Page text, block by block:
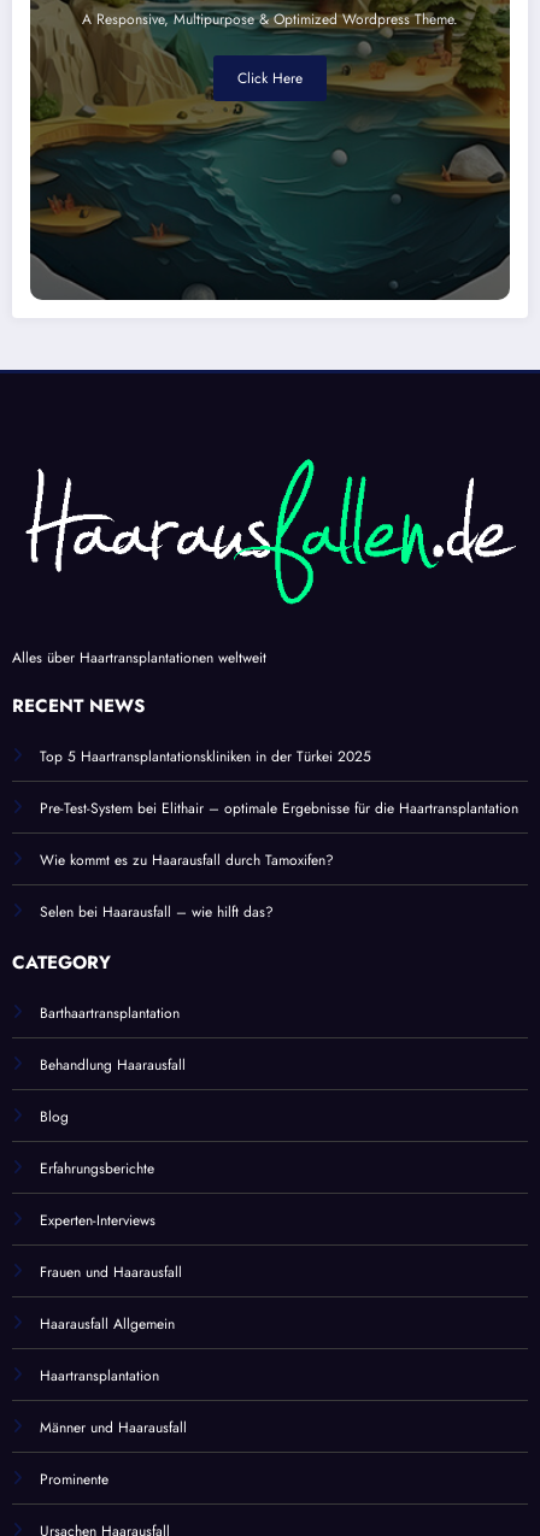
A Responsive, Multipurpose & Optimized Wordpress Theme.
Click Here
Alles über Haartransplantationen weltweit
RECENT NEWS
Top 5 Haartransplantationskliniken in der Türkei 2025
Pre-Test-System bei Elithair – optimale Ergebnisse für die Haartransplantation
Wie kommt es zu Haarausfall durch Tamoxifen?
Selen bei Haarausfall – wie hilft das?
CATEGORY
Barthaartransplantation
Behandlung Haarausfall
Blog
Erfahrungsberichte
Experten-Interviews
Frauen und Haarausfall
Haarausfall Allgemein
Haartransplantation
Männer und Haarausfall
Prominente
Ursachen Haarausfall